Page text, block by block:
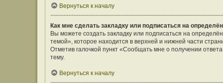
Вернуться к началу
Как мне сделать закладку или подписаться на
Вы можете создать закладку или подписаться на
темой», которое находится в верхней и нижней части
Отметив галочкой пункт «Сообщать мне о получении
тему.
Вернуться к началу